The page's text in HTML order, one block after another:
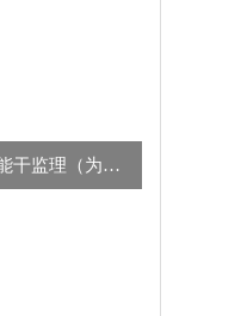
今日年轻人为什么不能干监理（为什么年轻人不适合干监理的真正原因）